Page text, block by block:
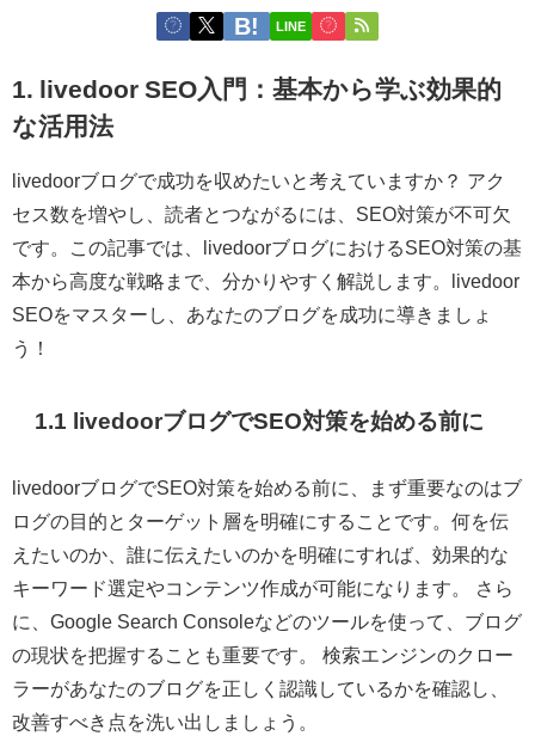
LINE
1. livedoor SEO入門：基本から学ぶ効果的
な活用法
livedoorブログで成功を収めたいと考えていますか？ アク
セス数を増やし、読者とつながるには、SEO対策が不可欠
です。この記事では、livedoorブログにおけるSEO対策の基
本から高度な戦略まで、分かりやすく解説します。livedoor
SEOをマスターし、あなたのブログを成功に導きましょ
う！
1.1 livedoorブログでSEO対策を始める前に
livedoorブログでSEO対策を始める前に、まず重要なのはブ
ログの目的とターゲット層を明確にすることです。何を伝
えたいのか、誰に伝えたいのかを明確にすれば、効果的な
キーワード選定やコンテンツ作成が可能になります。 さら
に、Google Search Consoleなどのツールを使って、ブログ
の現状を把握することも重要です。 検索エンジンのクロー
ラーがあなたのブログを正しく認識しているかを確認し、
改善すべき点を洗い出しましょう。